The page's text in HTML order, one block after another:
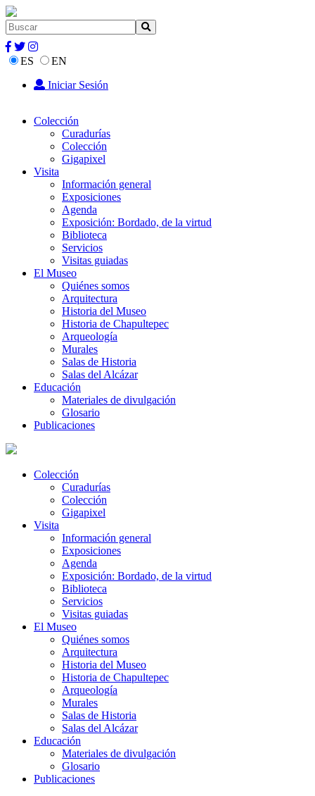
ES
EN
Iniciar Sesión
Colección
Curadurías
Colección
Gigapixel
Visita
Información general
Exposiciones
Agenda
Exposición: Bordado, de la virtud
Biblioteca
Servicios
Visitas guiadas
El Museo
Quiénes somos
Arquitectura
Historia del Museo
Historia de Chapultepec
Arqueología
Murales
Salas de Historia
Salas del Alcázar
Educación
Materiales de divulgación
Glosario
Publicaciones
Colección
Curadurías
Colección
Gigapixel
Visita
Información general
Exposiciones
Agenda
Exposición: Bordado, de la virtud
Biblioteca
Servicios
Visitas guiadas
El Museo
Quiénes somos
Arquitectura
Historia del Museo
Historia de Chapultepec
Arqueología
Murales
Salas de Historia
Salas del Alcázar
Educación
Materiales de divulgación
Glosario
Publicaciones